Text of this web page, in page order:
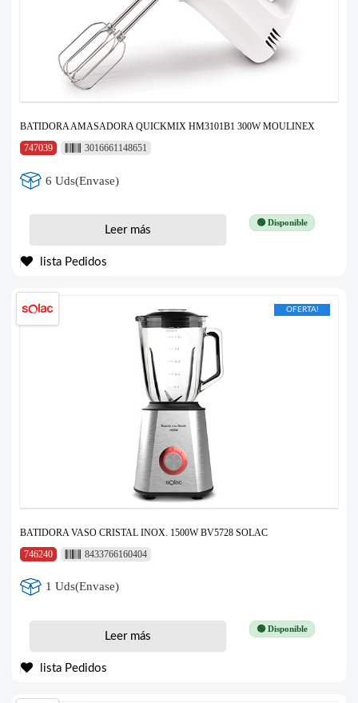
BATIDORA AMASADORA QUICKMIX HM3101B1 300W MOULINEX
747039
3016661148651
6 Uds(Envase)
🟢 Disponible
Leer más
lista Pedidos
OFERTA!
BATIDORA VASO CRISTAL INOX. 1500W BV5728 SOLAC
746240
8433766160404
1 Uds(Envase)
🟢 Disponible
Leer más
lista Pedidos